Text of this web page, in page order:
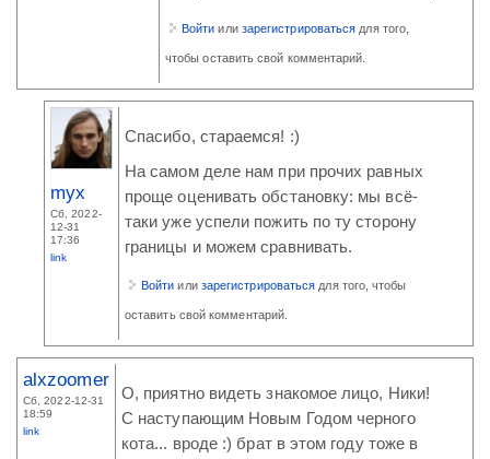
Войти или зарегистрироваться для того,
чтобы оставить свой комментарий.
myx
Сб, 2022-
12-31
17:36
link
Спасибо, стараемся! :)
На самом деле нам при прочих равных
проще оценивать обстановку: мы всё-
таки уже успели пожить по ту сторону
границы и можем сравнивать.
Войти или зарегистрироваться для того, чтобы
оставить свой комментарий.
alxzoomer
Сб, 2022-12-31
18:59
link
О, приятно видеть знакомое лицо, Ники!
С наступающим Новым Годом черного
кота... вроде :) брат в этом году тоже в